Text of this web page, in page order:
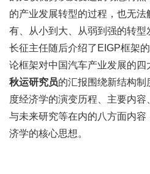
的产业发展转型的过程，也无法
有、从小到大、从弱到强的转型
长征主任随后介绍了EIGP框架
论框架对中国汽车产业发展的四
秋运研究员的汇报围绕新结构制
度经济学的演变历程、主要内
与未来研究等在内的八方面内
济学的核心思想。